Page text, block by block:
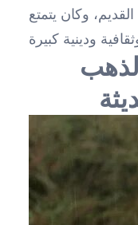
وكان يتمتع